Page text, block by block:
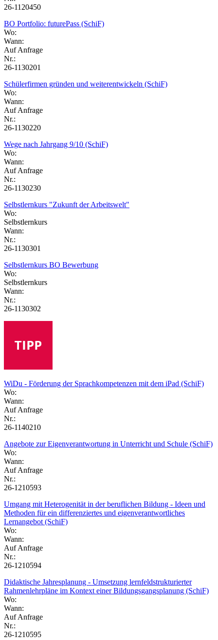
26-1120450
BO Portfolio: futurePass (SchiF)
Wo:
Wann:
Auf Anfrage
Nr.:
26-1130201
Schülerfirmen gründen und weiterentwickeln (SchiF)
Wo:
Wann:
Auf Anfrage
Nr.:
26-1130220
Wege nach Jahrgang 9/10 (SchiF)
Wo:
Wann:
Auf Anfrage
Nr.:
26-1130230
Selbstlernkurs "Zukunft der Arbeitswelt"
Wo:
Selbstlernkurs
Wann:
Nr.:
26-1130301
Selbstlernkurs BO Bewerbung
Wo:
Selbstlernkurs
Wann:
Nr.:
26-1130302
WiDu - Förderung der Sprachkompetenzen mit dem iPad (SchiF)
Wo:
Wann:
Auf Anfrage
Nr.:
26-1140210
Angebote zur Eigenverantwortung in Unterricht und Schule (SchiF)
Wo:
Wann:
Auf Anfrage
Nr.:
26-1210593
Umgang mit Heterogenität in der beruflichen Bildung - Ideen und
Methoden für ein differenziertes und eigenverantwortliches
Lernangebot (SchiF)
Wo:
Wann:
Auf Anfrage
Nr.:
26-1210594
Didaktische Jahresplanung - Umsetzung lernfeldstrukturierter
Rahmenlehrpläne im Kontext einer Bildungsgangsplanung (SchiF)
Wo:
Wann:
Auf Anfrage
Nr.:
26-1210595